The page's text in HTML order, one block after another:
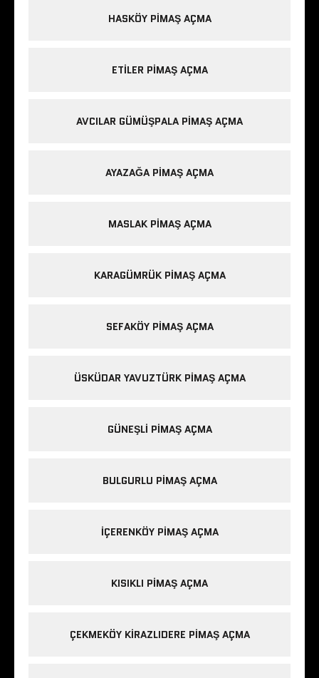
HASKÖY PIMAŞ AÇMA
ETILER PIMAŞ AÇMA
AVCILAR GÜMÜŞPALA PIMAŞ AÇMA
AYAZAĞA PIMAŞ AÇMA
MASLAK PIMAŞ AÇMA
KARAGÜMRÜK PIMAŞ AÇMA
SEFAKÖY PIMAŞ AÇMA
ÜSKÜDAR YAVUZTÜRK PIMAŞ AÇMA
GÜNEŞLI PIMAŞ AÇMA
BULGURLU PIMAŞ AÇMA
IÇERENKÖY PIMAŞ AÇMA
KISIKLI PIMAŞ AÇMA
ÇEKMEKÖY KIRAZLIDERE PIMAŞ AÇMA